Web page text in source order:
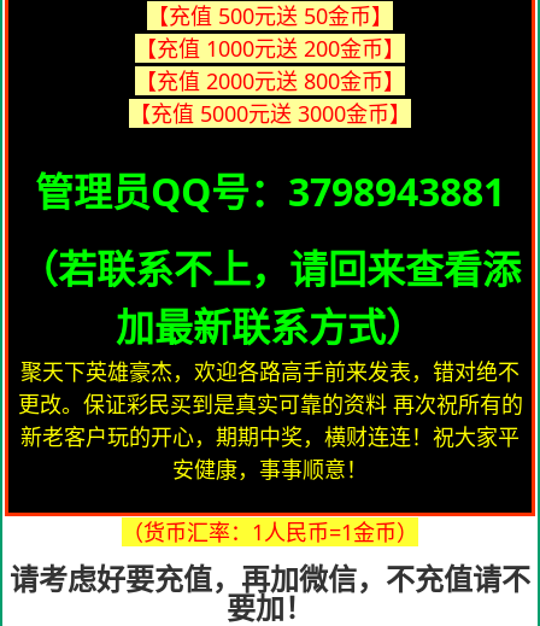
【充值 500元送 50金币】
【充值 1000元送 200金币】
【充值 2000元送 800金币】
【充值 5000元送 3000金币】
管理员QQ号：3798943881
（若联系不上，请回来查看添
加最新联系方式）
聚天下英雄豪杰，欢迎各路高手前来发表，错对绝不
更改。保证彩民买到是真实可靠的资料 再次祝所有的
新老客户玩的开心，期期中奖，横财连连！祝大家平
安健康，事事顺意！
（货币汇率：1人民币=1金币）
请考虑好要充值，再加微信，不充值请不
要加！